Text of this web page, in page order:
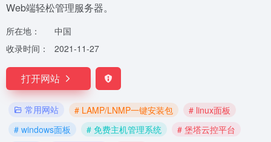
Web端轻松管理服务器。
所在地：
中国
收录时间：
2021-11-27
打开网站
常用网站 # LAMP/LNMP一键安装包
# linux面板
# windows面板
# 免费主机管理系统
# 堡塔云控平台